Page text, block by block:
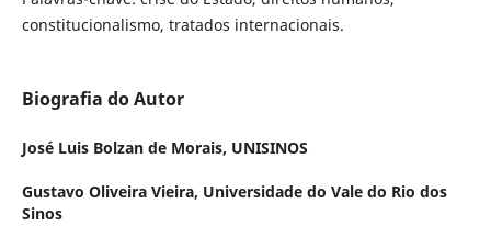
constitucionalismo, tratados internacionais.
Biografia do Autor
José Luis Bolzan de Morais, UNISINOS
Gustavo Oliveira Vieira, Universidade do Vale do Rio dos
Sinos